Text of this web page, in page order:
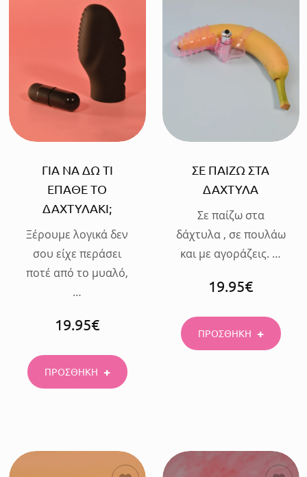
ΠΡΟΣΘΗΚΗ
ΓΙΑ ΝΑ ΔΩ ΤΙ
ΕΠΑΘΕ ΤΟ
ΔΑΧΤΥΛΑΚΙ;
Ξέρουμε λογικά δεν
σου είχε περάσει
ποτέ από το μυαλό,
…
19.95€
ΠΡΟΣΘΗΚΗ
ΠΡΟΣΘΗΚΗ
ΣΕ ΠΑΙΖΩ ΣΤΑ
ΔΑΧΤΥΛΑ
Σε παίζω στα
δάχτυλα , σε πουλάω
και με αγοράζεις. …
19.95€
ΠΡΟΣΘΗΚΗ